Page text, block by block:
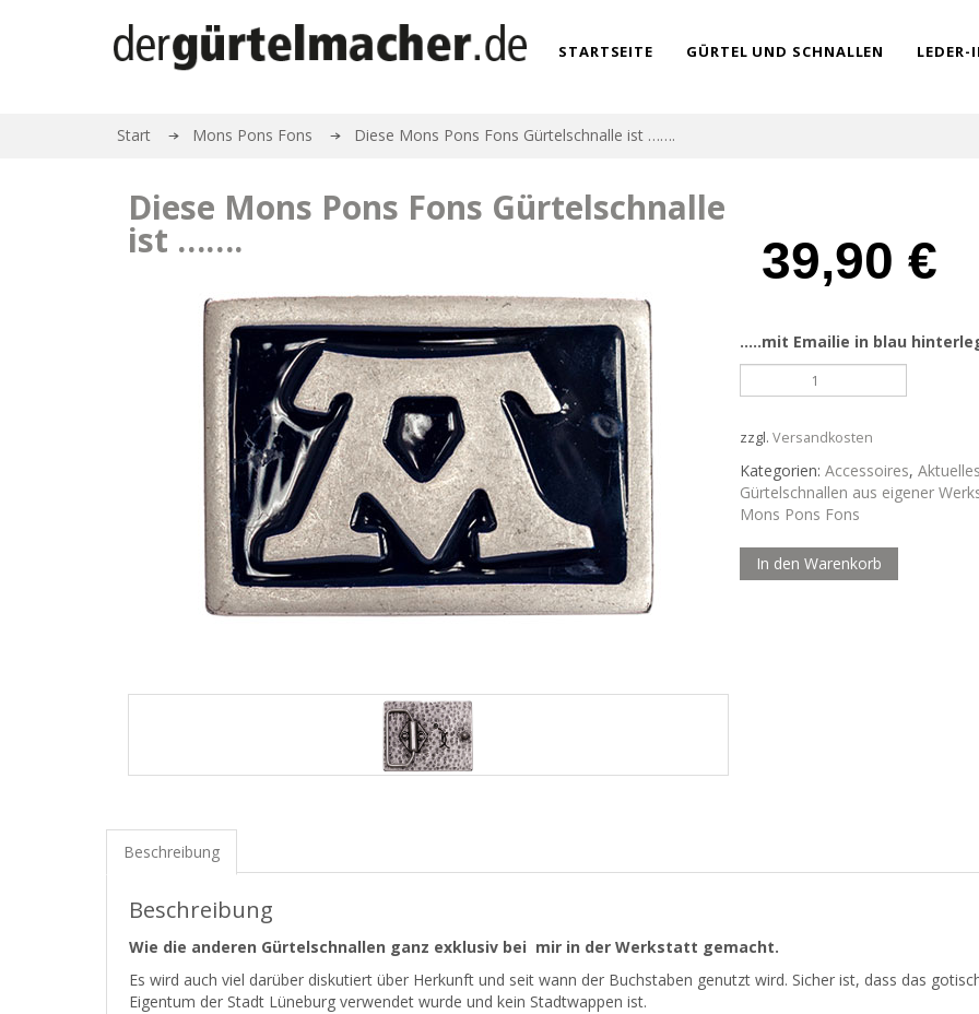
STARTSEITE GÜRTEL UND SCHNALLEN LEDER-
Start Mons Pons Fons Diese Mons Pons Fons Gürtelschnalle ist …….
Diese Mons Pons Fons Gürtelschnalle
ist ……. 39,90 €
…..mit Emailie in blau
Mons
Fons
Gürtelschnalle
ist
.......
Menge
zzgl. Versandkosten
Kategorien: Accessoires,
Gürtelschnallen aus eigener
Mons Pons Fons
In den Warenkorb
Beschreibung
Beschreibung
Wie die anderen Gürtelschnallen ganz exklusiv bei mir in der Werkstatt gemacht.
Es wird auch viel darüber diskutiert über Herkunft und seit wann der Buchstaben genutzt wird. Sicher ist, dass das
Eigentum der Stadt Lüneburg verwendet wurde und kein Stadtwappen ist.